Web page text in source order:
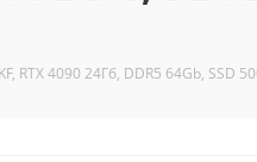
RTX 4090 24Гб, DDR5 64Gb, SSD